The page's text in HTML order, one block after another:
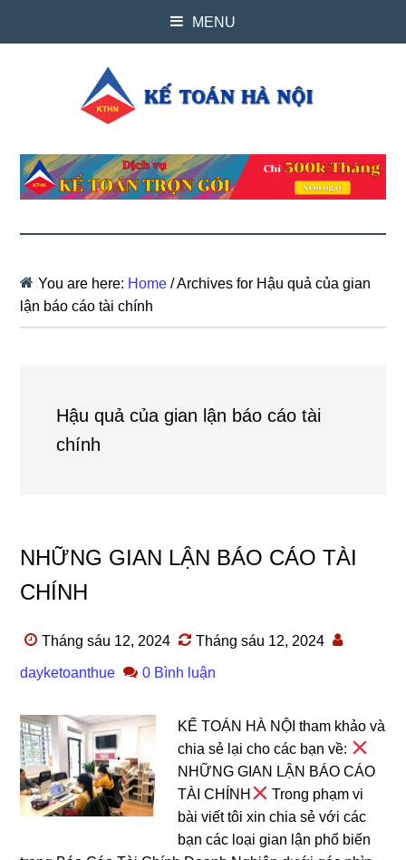
MENU
You are here: Home /Archives for Hậu quả của gian
lận báo cáo tài chính
Hậu quả của gian lận báo cáo tài
chính
NHỮNG GIAN LẬN BÁO CÁO TÀI
CHÍNH
Tháng sáu 12, 2024 Tháng sáu 12, 2024
dayketoanthue 0 Bình luận
KẾ TOÁN HÀ NỘI tham khảo và
chia sẻ lại cho các bạn về:
NHỮNG GIAN LẬN BÁO CÁO
TÀI CHÍNH
Trong phạm vi
bài viết tôi xin chia sẻ với các
bạn các loại gian lận phổ biến